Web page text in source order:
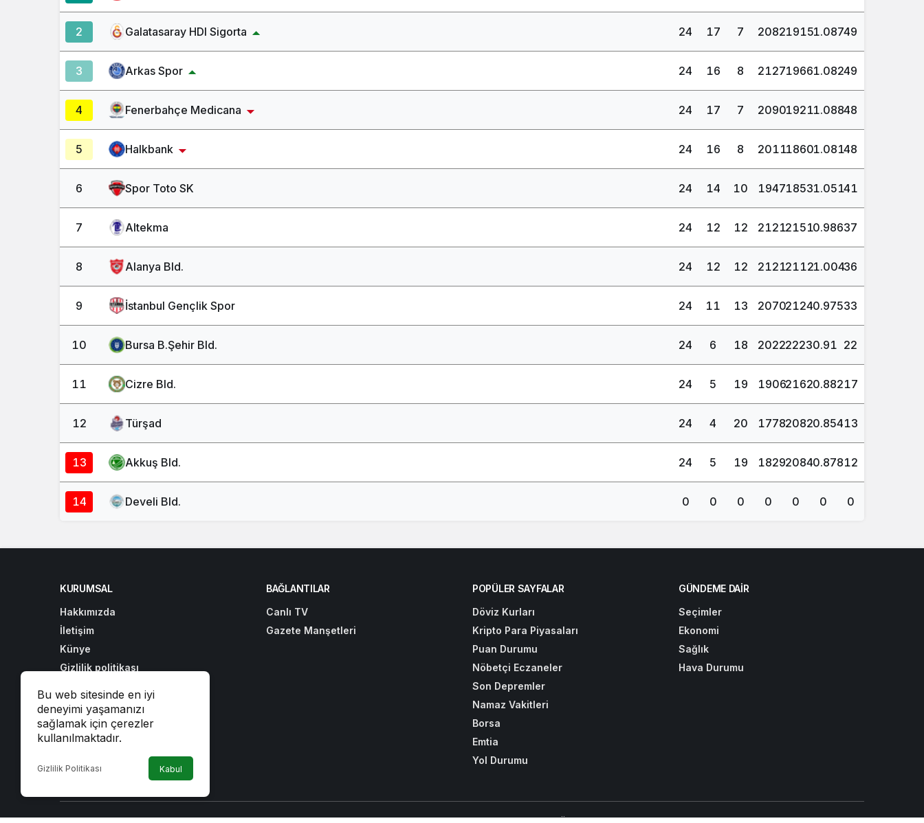
2 Galatasaray HDI Sigorta 24 17 7 208219151.08749
3 Arkas Spor 24 16 8 212719661.08249
4 Fenerbahçe Medicana 24 17 7 209019211.08848
5 Halkbank 24 16 8 201118601.08148
6 Spor Toto SK 24 14 10 194718531.05141
7 Altekma 24 12 12 212121510.98637
8 Alanya Bld. 24 12 12 212121121.00436
9 İstanbul Gençlik Spor 24 11 13 207021240.97533
10 Bursa B.Şehir Bld. 24 6 18 202222230.91 22
11 Cizre Bld. 24 5 19 190621620.88217
12 Türşad 24 4 20 177820820.85413
13 Akkuş Bld. 24 5 19 182920840.87812
14 Develi Bld. 0 0 0 0 0 0 0
Bu web sitesinde en iyi
deneyimi yaşamanızı
sağlamak için çerezler
kullanılmaktadır.
Gizlilik Politikası Kabul
KURUMSAL
Hakkımızda
İletişim
Künye
Gizlilik politikası
İhracat Platformu
Kağıthane Evden Eve Nakliye
BAĞLANTILAR
Canlı TV
Gazete Manşetleri
POPÜLER SAYFALAR
Döviz Kurları
Kripto Para Piyasaları
Puan Durumu
Nöbetçi Eczaneler
Son Depremler
Namaz Vakitleri
Borsa
Emtia
Yol Durumu
GÜNDEME DAIR
Seçimler
Ekonomi
Sağlık
Hava Durumu